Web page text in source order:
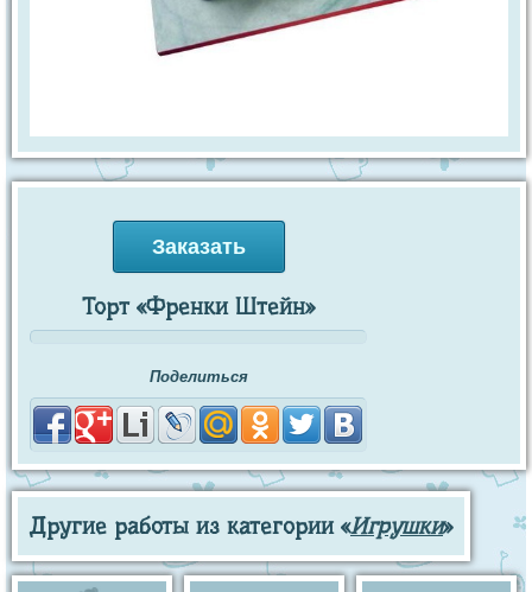
Заказать
Торт «Френки Штейн»
Поделиться
Другие работы из категории «Игрушки»